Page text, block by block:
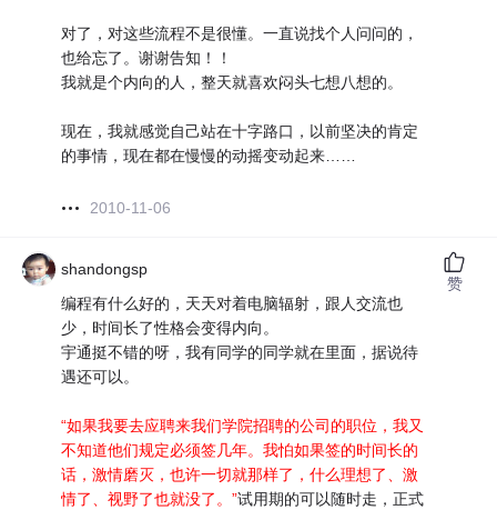
对了，对这些流程不是很懂。一直说找个人问问的，
也给忘了。谢谢告知！！
我就是个内向的人，整天就喜欢闷头七想八想的。
现在，我就感觉自己站在十字路口，以前坚决的肯定
的事情，现在都在慢慢的动摇变动起来……
2010-11-06
shandongsp
编程有什么好的，天天对着电脑辐射，跟人交流也
少，时间长了性格会变得内向。
宇通挺不错的呀，我有同学的同学就在里面，据说待
遇还可以。
“如果我要去应聘来我们学院招聘的公司的职位，我又
不知道他们规定必须签几年。我怕如果签的时间长的
话，激情磨灭，也许一切就那样了，什么理想了、激
情了、视野了也就没了。”试用期的可以随时走，正式
赞